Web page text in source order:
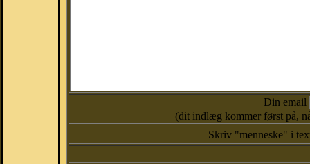
Din email
(dit indlæg kommer først på,
Skriv "menneske" i